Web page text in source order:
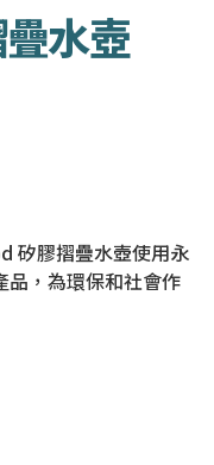
水壺
矽膠摺疊水壺使用永
品，為環保和社會作